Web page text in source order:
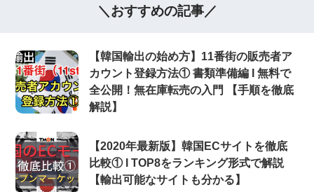
＼おすすめの記事／
【韓国輸出の始め方】11番街の販売者ア
カウント登録方法① 書類準備編 Ι 無料で
全公開！無在庫転売の入門 【手順を徹底
解説】
【2020年最新版】韓国ECサイトを徹底
比較① Ι TOP8をランキング形式で解説
【輸出可能なサイトも分かる】